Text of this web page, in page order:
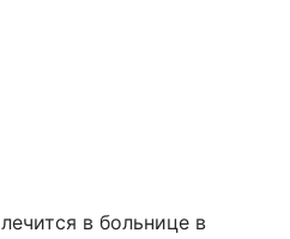
лечится в больнице в